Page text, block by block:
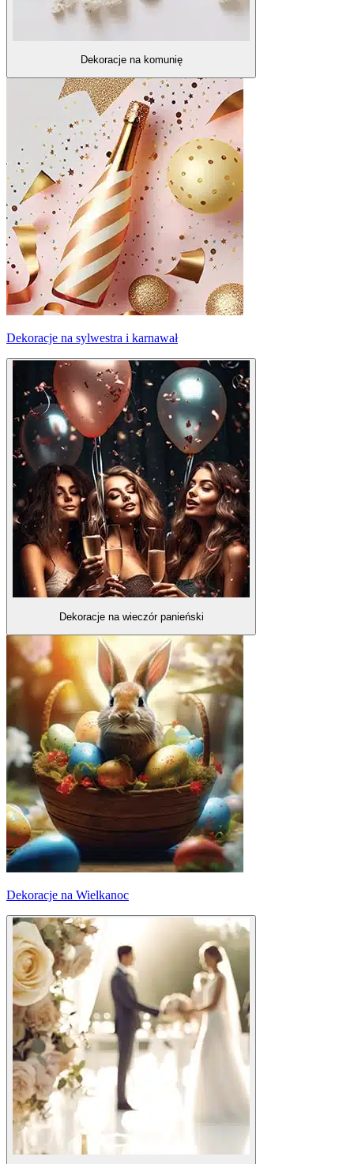
Dekoracje na komunię
Dekoracje na sylwestra i karnawał
Dekoracje na wieczór panieński
Dekoracje na Wielkanoc